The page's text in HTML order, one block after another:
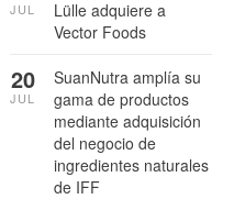
Lülle adquiere a
Vector Foods
JUL
SuanNutra amplía su
gama de productos
mediante adquisición
del negocio de
ingredientes naturales
de IFF
20
JUL